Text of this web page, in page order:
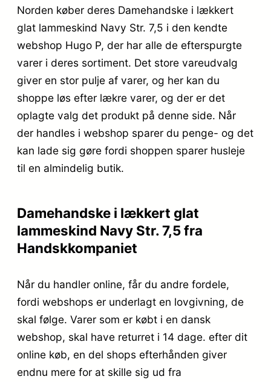
Norden køber deres Damehandske i lækkert
glat lammeskind Navy Str. 7,5 i den kendte
webshop Hugo P, der har alle de efterspurgte
varer i deres sortiment. Det store vareudvalg
giver en stor pulje af varer, og her kan du
shoppe løs efter lækre varer, og der er det
oplagte valg det produkt på denne side. Når
der handles i webshop sparer du penge- og det
kan lade sig gøre fordi shoppen sparer husleje
til en almindelig butik.
Damehandske i lækkert glat
lammeskind Navy Str. 7,5 fra
Handskkompaniet
Når du handler online, får du andre fordele,
fordi webshops er underlagt en lovgivning, de
skal følge. Varer som er købt i en dansk
webshop, skal have returret i 14 dage. efter dit
online køb, en del shops efterhånden giver
endnu mere for at skille sig ud fra